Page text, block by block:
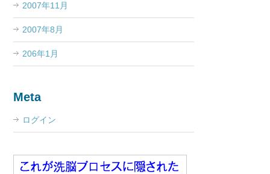
2007年11月
2007年8月
206年1月
Meta
ログイン